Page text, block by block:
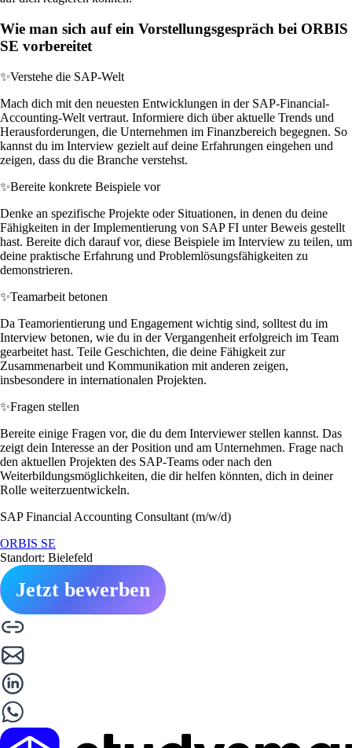
Wie man sich auf ein Vorstellungsgespräch bei ORBIS
SE vorbereitet
✨Verstehe die SAP-Welt
Mach dich mit den neuesten Entwicklungen in der SAP-Financial-
Accounting-Welt vertraut. Informiere dich über aktuelle Trends und
Herausforderungen, die Unternehmen im Finanzbereich begegnen. So
kannst du im Interview gezielt auf deine Erfahrungen eingehen und
zeigen, dass du die Branche verstehst.
✨Bereite konkrete Beispiele vor
Denke an spezifische Projekte oder Situationen, in denen du deine
Fähigkeiten in der Implementierung von SAP FI unter Beweis gestellt
hast. Bereite dich darauf vor, diese Beispiele im Interview zu teilen, um
deine praktische Erfahrung und Problemlösungsfähigkeiten zu
demonstrieren.
✨Teamarbeit betonen
Da Teamorientierung und Engagement wichtig sind, solltest du im
Interview betonen, wie du in der Vergangenheit erfolgreich im Team
gearbeitet hast. Teile Geschichten, die deine Fähigkeit zur
Zusammenarbeit und Kommunikation mit anderen zeigen,
insbesondere in internationalen Projekten.
✨Fragen stellen
Bereite einige Fragen vor, die du dem Interviewer stellen kannst. Das
zeigt dein Interesse an der Position und am Unternehmen. Frage nach
den aktuellen Projekten des SAP-Teams oder nach den
Weiterbildungsmöglichkeiten, die dir helfen könnten, dich in deiner
Rolle weiterzuentwickeln.
SAP Financial Accounting Consultant (m/w/d)
ORBIS SE
Standort: Bielefeld
Jetzt bewerben